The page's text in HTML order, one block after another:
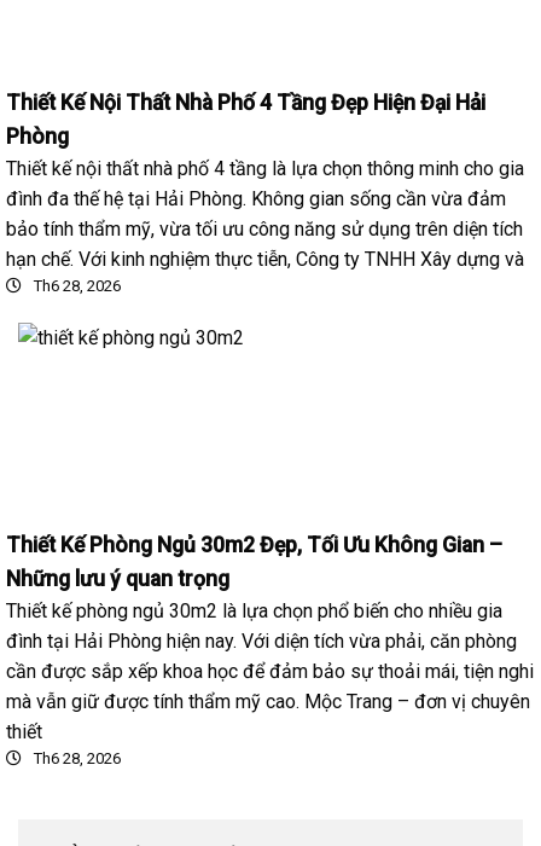
Thiết Kế Nội Thất Nhà Phố 4 Tầng Đẹp Hiện Đại Hải
Phòng
Thiết kế nội thất nhà phố 4 tầng là lựa chọn thông minh cho gia
đình đa thế hệ tại Hải Phòng. Không gian sống cần vừa đảm
bảo tính thẩm mỹ, vừa tối ưu công năng sử dụng trên diện tích
hạn chế. Với kinh nghiệm thực tiễn, Công ty TNHH Xây dựng và
Th6 28, 2026
Thiết Kế Phòng Ngủ 30m2 Đẹp, Tối Ưu Không Gian –
Những lưu ý quan trọng
Thiết kế phòng ngủ 30m2 là lựa chọn phổ biến cho nhiều gia
đình tại Hải Phòng hiện nay. Với diện tích vừa phải, căn phòng
cần được sắp xếp khoa học để đảm bảo sự thoải mái, tiện nghi
mà vẫn giữ được tính thẩm mỹ cao. Mộc Trang – đơn vị chuyên
thiết
Th6 28, 2026